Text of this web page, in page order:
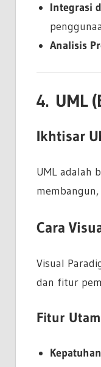
Integrasi
Analisis
4. UML
Ikhtisar
UML adalah
Cara
Visual
dan fitur
Fitur